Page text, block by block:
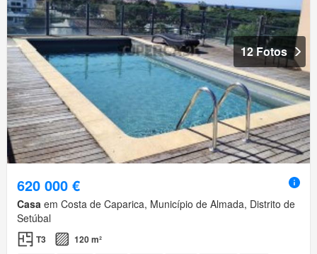
12 Fotos
620 000 €
Casa em Costa de Caparica, Município de Almada, Distrito de
Setúbal
T3 120 m²